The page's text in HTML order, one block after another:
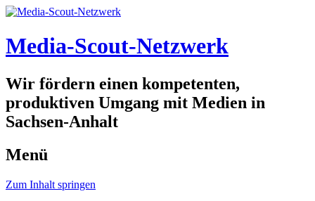
Media-Scout-Netzwerk
Wir fördern einen kompetenten,
produktiven Umgang mit Medien in
Sachsen-Anhalt
Menü
Zum Inhalt springen